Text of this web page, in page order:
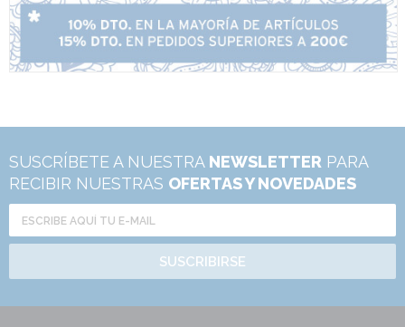
SUSCRÍBETE A NUESTRA NEWSLETTER PARA
RECIBIR NUESTRAS OFERTAS Y NOVEDADES
SUSCRIBIRSE